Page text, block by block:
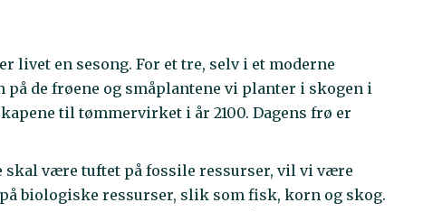
livet en sesong. For et tre, selv i et moderne
de frøene og småplantene vi planter i skogen i
til tømmervirket i år 2100. Dagens frø er
være tuftet på fossile ressurser, vil vi være
biologiske ressurser, slik som fisk, korn og skog.